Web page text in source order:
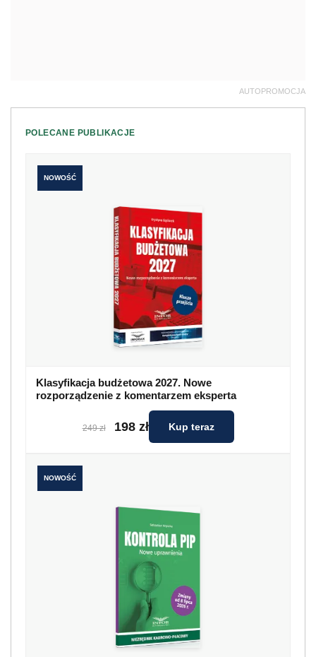
AUTOPROMOCJA
POLECANE PUBLIKACJE
NOWOŚĆ
Klasyfikacja budżetowa 2027. Nowe
rozporządzenie z komentarzem eksperta
249 zł 198 zł Kup teraz
NOWOŚĆ